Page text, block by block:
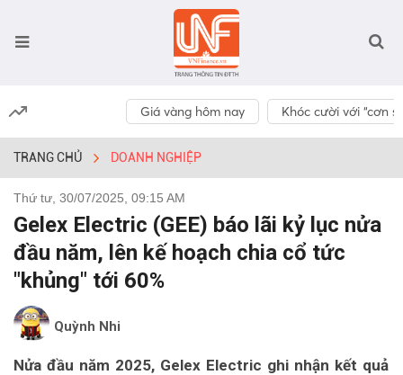
Giá vàng hôm nay Khóc cười với “cơn
TRANG CHỦ DOANH NGHIỆP
Thứ tư, 30/07/2025, 09:15 AM
Gelex Electric (GEE) báo lãi kỷ lục nửa
đầu năm, lên kế hoạch chia cổ tức
"khủng" tới 60%
Quỳnh Nhi
Nửa đầu năm 2025, Gelex Electric ghi nhận kết quả